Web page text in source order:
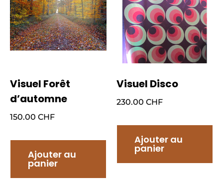
Visuel Forêt
d’automne
150.00 CHF
Ajouter au
panier
Visuel Disco
230.00 CHF
Ajouter au
panier